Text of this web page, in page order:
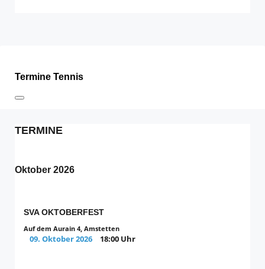
Termine Tennis
TERMINE
Oktober 2026
SVA OKTOBERFEST
Auf dem Aurain 4, Amstetten
09. Oktober 2026 18:00 Uhr